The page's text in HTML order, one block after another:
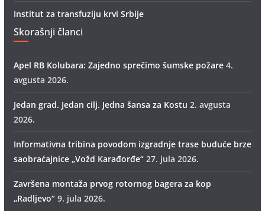
Institut za transfuziju krvi Srbije
Skorašnji članci
Apel RB Kolubara: Zajedno sprečimo šumske požare 4.
avgusta 2026.
Jedan grad. Jedan cilj. Jedna šansa za Kostu 2. avgusta
2026.
Informativna tribina povodom izgradnje trase buduće brze
saobraćajnice „Vožd Кarađorđe“ 27. jula 2026.
Završena montaža prvog rotornog bagera za kop
„Radlјevo“ 9. jula 2026.